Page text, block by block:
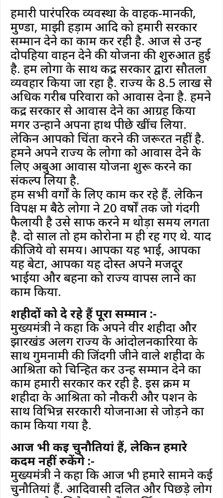
हमारी पारंपरिक व्यवस्था के वाहक-मानकी,
मुण्डा, माझी हड़ाम आदि को हमारी सरकार
सम्मान देने का काम कर रही है. आज से उन्हें
दोपहिया वाहन देने की योजना की शुरुआत हुई
है. हम लोगों के साथ केंद्र सरकार द्वारा सौतला
व्यवहार किया जा रहा है. राज्य के 8.5 लाख से
अधिक गरीब परिवारों को आवास देना है. हमने
केंद्र सरकार से आवास देने का आग्रह किया
मगर उन्होंने अपना हाथ पीछे खींच लिया.
लेकिन आपको चिंता करने की जरूरत नहीं है.
हमने अपने राज्य के लोगों को आवास देने के
लिए अबुआ आवास योजना शुरू करने का
संकल्प लिया है.
हम सभी वर्गों के लिए काम कर रहे हैं. लेकिन
विपक्ष में बैठे लोगों ने 20 वर्षों तक जो गंदगी
फैलायी है उसे साफ करने में थोड़ा समय लगता
है. दो साल तो हम कोरोना में ही रह गए थे. याद
कीजिये वो समय। आपका यह भाई, आपका
यह बेटा, आपका यह दोस्त अपने मजदूर
भाईयों और बहनों को राज्य वापस लाने का
काम किया.
शहीदों को दे रहे हैं पूरा सम्मान :-
मुख्यमंत्री ने कहा कि अपने वीर शहीदों और
झारखंड अलग राज्य के आंदोलनकारियों के
साथ गुमनामी की जिंदगी जीने वाले शहीदों के
आश्रितों को चिन्हित कर उन्हें सम्मान देने का
काम हमारी सरकार कर रही है. इस क्रम में
शहीदों के आश्रितों को नौकरी और पेंशन के
साथ विभिन्न सरकारी योजनाओं से जोड़ने का
काम किया गया है.
आज भी कई चुनौतियां हैं, लेकिन हमारे
कदम नहीं रुकेंगे :-
मुख्यमंत्री ने कहा कि आज भी हमारे सामने कई
चुनौतियां हैं. आदिवासी दलित और पिछड़े लोग